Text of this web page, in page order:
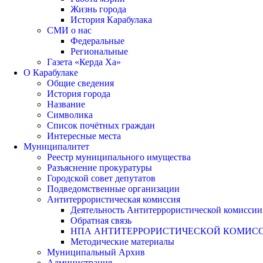
Жизнь города
История Карабулака
СМИ о нас
Федеральные
Региональные
Газета «Керда Ха»
О Карабулаке
Общие сведения
История города
Название
Символика
Список почётных граждан
Интересные места
Муниципалитет
Реестр муниципального имущества
Разъяснение прокуратуры
Городской совет депутатов
Подведомственные организации
Антитеррористическая комиссия
Деятельность Антитеррористической комиссии
Обратная связь
НПА АНТИТЕРРОРИСТИЧЕСКОЙ
Методические материалы
Муниципальный Архив